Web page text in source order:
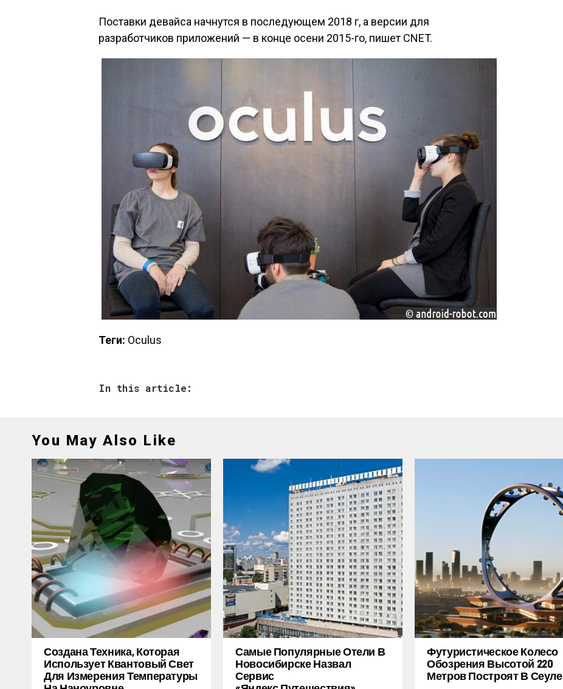
Поставки девайса начнутся в последующем 2018 г, а версии для
разработчиков приложений — в конце осени 2015-го, пишет CNET.
Теги: Oculus
In this article:
You May Also Like
Создана Техника, Которая
Использует Квантовый Свет
Для Измерения Температуры
Самые Популярные Отели В
Новосибирске Назвал
Сервис
Футуристическое Колесо
Обозрения Высотой 220
Метров Построят В Сеуле